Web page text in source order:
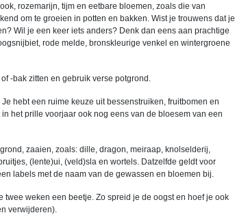
rozemarijn, tijm en eetbare bloemen, zoals die van
om te groeien in potten en bakken. Wist je trouwens dat je
Wil je een keer iets anders? Denk dan eens aan prachtige
rode melde, bronskleurige venkel en wintergroene
-bak zitten en gebruik verse potgrond.
hebt een ruime keuze uit bessenstruiken, fruitbomen en
het prille voorjaar ook nog eens van de bloesem van een
zaaien, zoals: dille, dragon, meiraap, knolselderij,
(lente)ui, (veld)sla en wortels. Datzelfde geldt voor
labels met de naam van de gewassen en bloemen bij.
weken een beetje. Zo spreid je de oogst en hoef je ook
verwijderen).